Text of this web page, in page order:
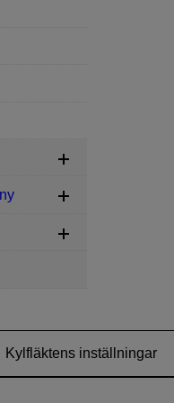
Kylfläktens inställningar